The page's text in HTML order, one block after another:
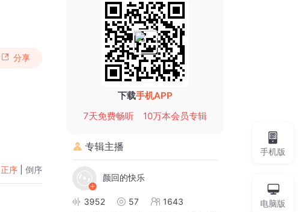
分享
正序 倒序
下载手机APP
7天免费畅听
10万本会员专辑
专辑主播
颜回的快乐
3952 57 1643
手机版
电脑版